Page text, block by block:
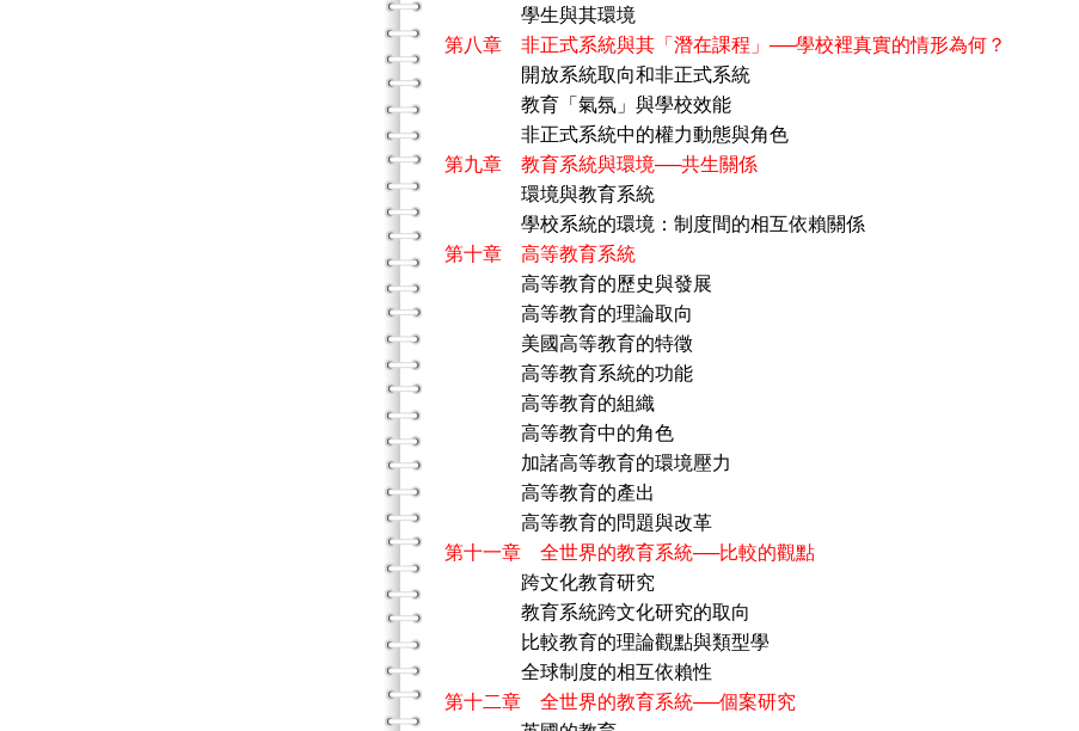
學生與其環境
第八章 非正式系統與其「潛在課程」──學校裡真實的情形為何？
開放系統取向和非正式系統
教育「氣氛」與學校效能
非正式系統中的權力動態與角色
第九章 教育系統與環境──共生關係
環境與教育系統
學校系統的環境：制度間的相互依賴關係
第十章 高等教育系統
高等教育的歷史與發展
高等教育的理論取向
美國高等教育的特徵
高等教育系統的功能
高等教育的組織
高等教育中的角色
加諸高等教育的環境壓力
高等教育的產出
高等教育的問題與改革
第十一章 全世界的教育系統──比較的觀點
跨文化教育研究
教育系統跨文化研究的取向
比較教育的理論觀點與類型學
全球制度的相互依賴性
第十二章 全世界的教育系統──個案研究